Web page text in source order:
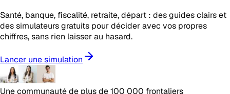
Santé, banque, fiscalité, retraite, départ : des guides clairs et
des simulateurs gratuits pour décider avec vos propres
chiffres, sans rien laisser au hasard.
Lancer une simulation
Une communauté de plus de100 000 frontaliers